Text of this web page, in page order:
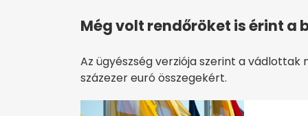
Még volt rendőröket is érint a
Az ügyészség verziója szerint a
százezer euró összegekért.